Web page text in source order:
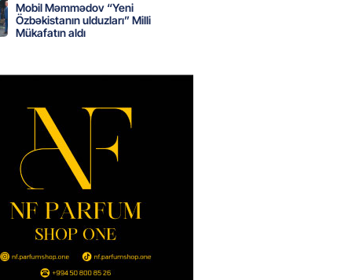
- 14:15
karta istədiyiniz qədər
edə bilərsiniz – VİDEO
- 14:00
avtomobildə Paşinyana nə
Mobil Məmmədov “Yeni
Özbəkistanın ulduzları” Milli
Mükafatın aldı